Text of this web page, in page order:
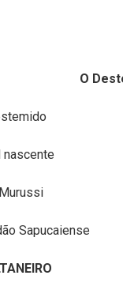
O
Sapucaiense